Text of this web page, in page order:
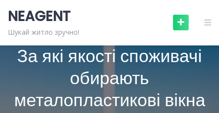
content
NEAGENT
Шукай житло зручно!БУДІВЕЛЬНІ МАТЕРІАЛИ
За які якості споживачі
обирають
металопластикові вікна